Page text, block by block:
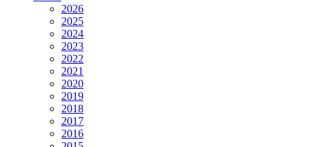
2026
2025
2024
2023
2022
2021
2020
2019
2018
2017
2016